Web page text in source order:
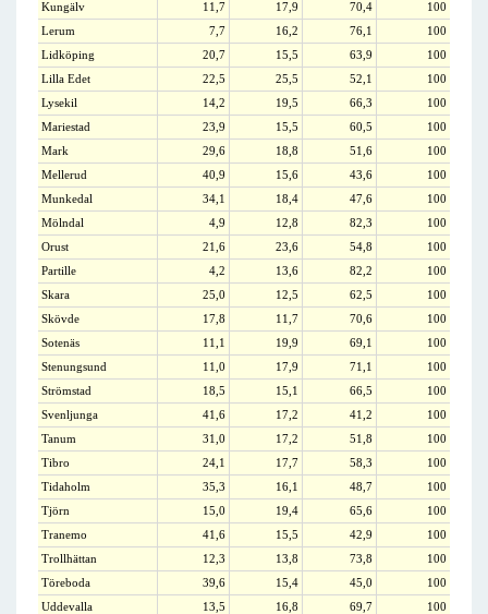
Kungälv
11,7 17,9 70,4
100
Lerum
7,7 16,2 76,1
100
Lidköping
20,7 15,5 63,9
100
Lilla Edet
22,5 25,5 52,1
100
Lysekil
14,2 19,5 66,3
100
Mariestad
23,9 15,5 60,5
100
Mark
29,6 18,8 51,6
100
Mellerud
40,9 15,6 43,6
100
Munkedal
34,1 18,4 47,6
100
Mölndal
4,9 12,8 82,3
100
Orust
21,6 23,6 54,8
100
Partille
4,2 13,6 82,2
100
Skara
25,0 12,5 62,5
100
Skövde
17,8 11,7 70,6
100
Sotenäs
11,1 19,9 69,1
100
Stenungsund
11,0 17,9 71,1
100
Strömstad
18,5 15,1 66,5
100
Svenljunga
41,6 17,2 41,2
100
Tanum
31,0 17,2 51,8
100
Tibro
24,1 17,7 58,3
100
Tidaholm
35,3 16,1 48,7
100
Tjörn
15,0 19,4 65,6
100
Tranemo
41,6 15,5 42,9
100
Trollhättan
12,3 13,8 73,8
100
Töreboda
39,6 15,4 45,0
100
Uddevalla
13,5 16,8 69,7
100